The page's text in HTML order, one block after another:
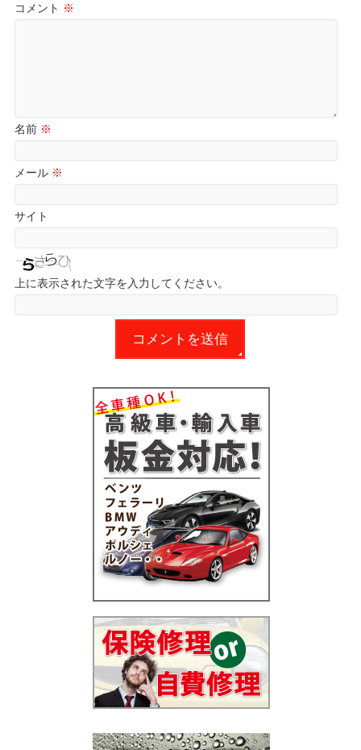
コメント ※
名前 ※
メール ※
サイト
上に表示された文字を入力してください。